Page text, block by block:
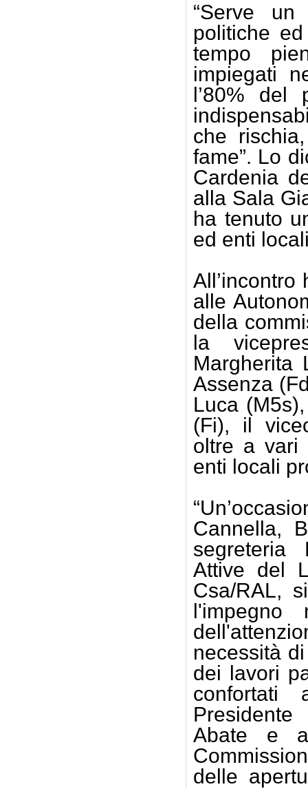
“Serve
politiche
tempo
impiegati
l’80% del
che
fame”. Lo
Cardenia
alla Sala
ha tenuto
ed enti
All’incontro
alle
della
la
Margherita
Assenza
Luca
(Fi), il
oltre a vari
enti locali
Cannella,
segreteria
Attive del
Csa/RAL,
l'impegno
necessità
dei lavori
confortati
Abate e
delle